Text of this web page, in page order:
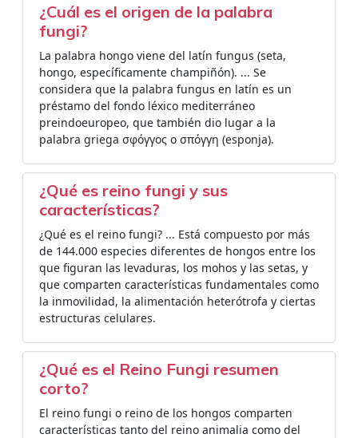
¿Cuál es el origen de la palabra
fungi?
La palabra hongo viene del latín fungus (seta,
hongo, específicamente champiñón). ... Se
considera que la palabra fungus en latín es un
préstamo del fondo léxico mediterráneo
preindoeuropeo, que también dio lugar a la
palabra griega σφόγγος o σπόγγη (esponja).
¿Qué es reino fungi y sus
características?
¿Qué es el reino fungi? ... Está compuesto por más
de 144.000 especies diferentes de hongos entre los
que figuran las levaduras, los mohos y las setas, y
que comparten características fundamentales como
la inmovilidad, la alimentación heterótrofa y ciertas
estructuras celulares.
¿Qué es el Reino Fungi resumen
corto?
El reino fungi o reino de los hongos comparten
características tanto del reino animalia como del